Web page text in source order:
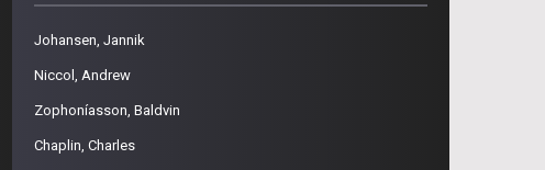
Johansen, Jannik
Niccol, Andrew
Zophoníasson, Baldvin
Chaplin, Charles